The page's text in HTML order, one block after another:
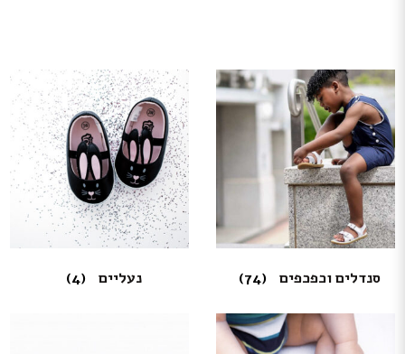
סנדלים וכפכפים (74) נעליים (4)